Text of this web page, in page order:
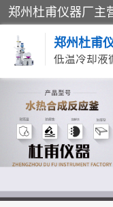
郑州杜甫仪
循环水真空泵厂家
低温冷却液循环泵